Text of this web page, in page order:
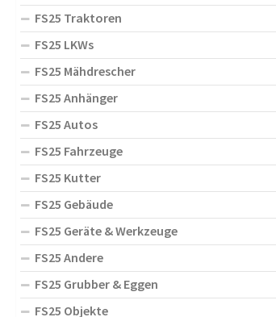
FS25 Traktoren
FS25 LKWs
FS25 Mähdrescher
FS25 Anhänger
FS25 Autos
FS25 Fahrzeuge
FS25 Kutter
FS25 Gebäude
FS25 Geräte & Werkzeuge
FS25 Andere
FS25 Grubber & Eggen
FS25 Objekte